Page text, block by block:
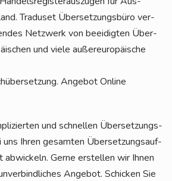
Tra­du­set Über­set­zungs­bü­ro ver­
Netz­werk von beei­dig­ten Über­
und vie­le außer­eu­ro­päi­sche
Ange­bot Online
und schnel­len Über­set­zungs­
uns Ihren gesam­ten Über­set­zungs­auf­
abwi­ckeln. Ger­ne erstel­len wir Ihnen
Ange­bot. Schi­cken Sie